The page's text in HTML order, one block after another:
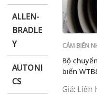
ALLEN-
BRADLE
Y
AUTONI
CS
CẢM BIẾN
Bộ
biến
Giá: Liên